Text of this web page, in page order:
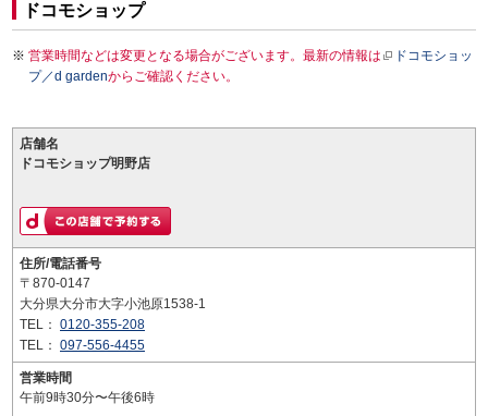
ドコモショップ
営業時間などは変更となる場合がございます。最新の情報は
ドコモショッ
プ／d gardenからご確認ください。
店舗名
ドコモショップ明野店
住所/電話番号
〒870-0147
大分県大分市大字小池原1538-1
TEL： 0120-355-208
TEL： 097-556-4455
営業時間
午前9時30分〜午後6時